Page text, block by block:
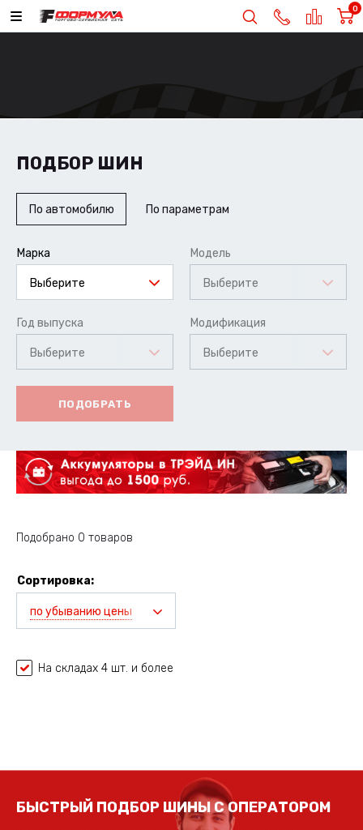
0
ПОДБОР ШИН
По автомобилю По параметрам
Марка
Выберите
Модель
Выберите
Год выпуска
Выберите
Модификация
Выберите
ПОДОБРАТЬ
Подобрано 0 товаров
Сортировка:
по убыванию цены
На складах 4 шт. и более
БЫСТРЫЙ ПОДБОР ШИНЫ С ОПЕРАТОРОМ